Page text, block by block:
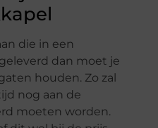
die in een
dan moet je
houden. Zo zal
nog aan de
moeten worden.